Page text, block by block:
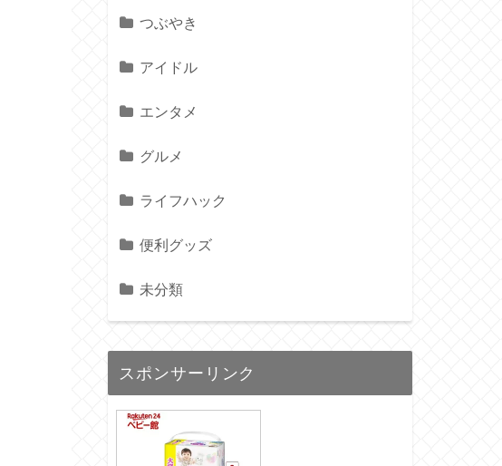
つぶやき
アイドル
エンタメ
グルメ
ライフハック
便利グッズ
未分類
スポンサーリンク